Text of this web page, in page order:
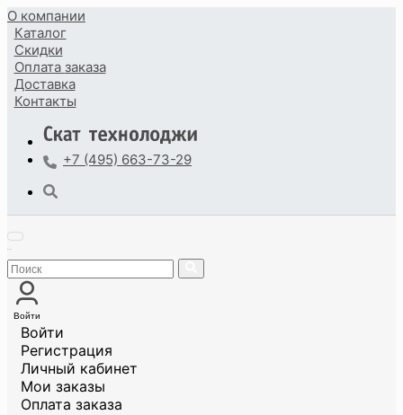
О компании
Каталог
Скидки
Оплата заказа
Доставка
Контакты
+7 (495) 663-73-29
Войти
Войти
Регистрация
Личный кабинет
Мои заказы
Оплата заказа